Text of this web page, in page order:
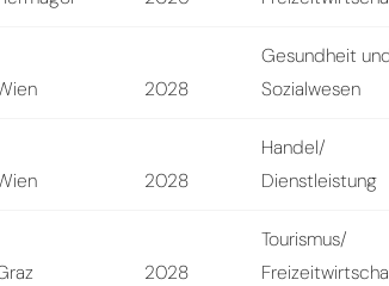
2028
Gesundheit
Sozialwesen
2028
Handel/
Dienstleistung
2028
Tourismus/